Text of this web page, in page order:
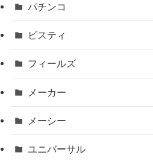
パチンコ
ビスティ
フィールズ
メーカー
メーシー
ユニバーサル